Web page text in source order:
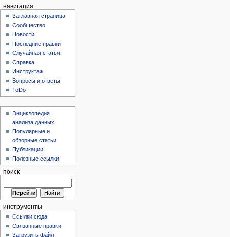
навигация
Заглавная страница
Сообщество
Новости
Последние правки
Случайная статья
Справка
Инструктаж
Вопросы и ответы
ToDo
Энциклопедия
анализа данных
Популярные и
обзорные статьи
Публикации
Полезные ссылки
поиск
инструменты
Ссылки сюда
Связанные правки
Загрузить файл